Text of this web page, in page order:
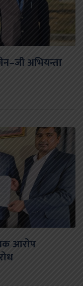
अभियन्ता
आरोप